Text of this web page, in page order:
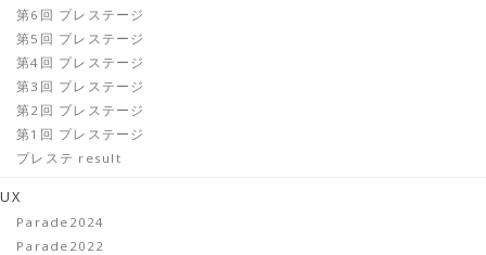
第6回 プレステージ
第5回 プレステージ
第4回 プレステージ
第3回 プレステージ
第2回 プレステージ
第1回 プレステージ
プレステ result
UX
Parade2024
Parade2022